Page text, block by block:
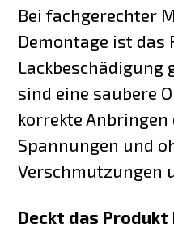
Bei fachgerechter
Demontage ist das
Lackbeschädigung
sind eine saubere
korrekte Anbringen
Spannungen und
Verschmutzungen
Deckt das